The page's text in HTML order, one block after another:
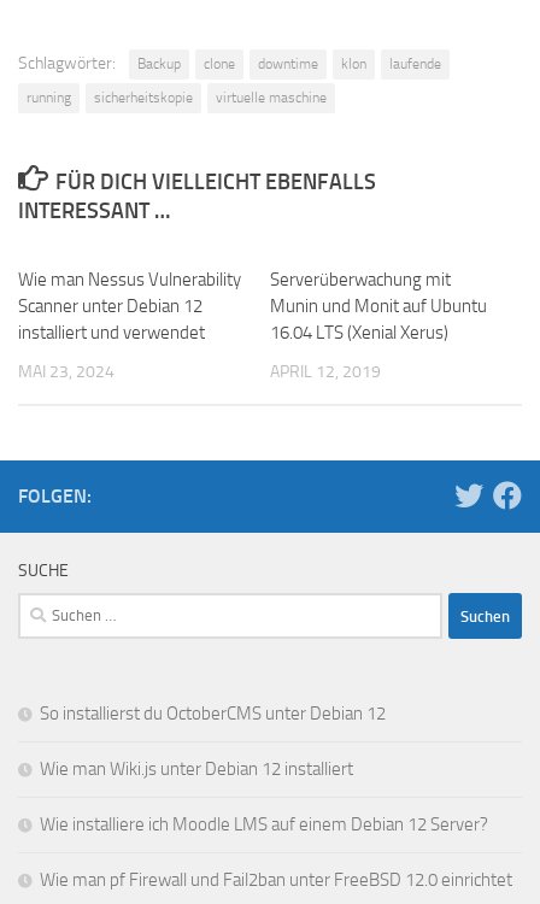
Schlagwörter: Backup clone downtime klon
laufende
running
sicherheitskopie virtuelle maschine
FÜR DICH VIELLEICHT EBENFALLS
INTERESSANT …
Wie man Nessus Vulnerability
Scanner unter Debian 12
installiert und verwendet
MAI 23, 2024
Serverüberwachung mit
Munin und Monit auf Ubuntu
16.04 LTS (Xenial Xerus)
APRIL 12, 2019
FOLGEN:
SUCHE
Suchen
nach:
So installierst du OctoberCMS unter Debian 12
Wie man Wiki.js unter Debian 12 installiert
Wie installiere ich Moodle LMS auf einem Debian 12 Server?
Wie man pf Firewall und Fail2ban unter FreeBSD 12.0 einrichtet